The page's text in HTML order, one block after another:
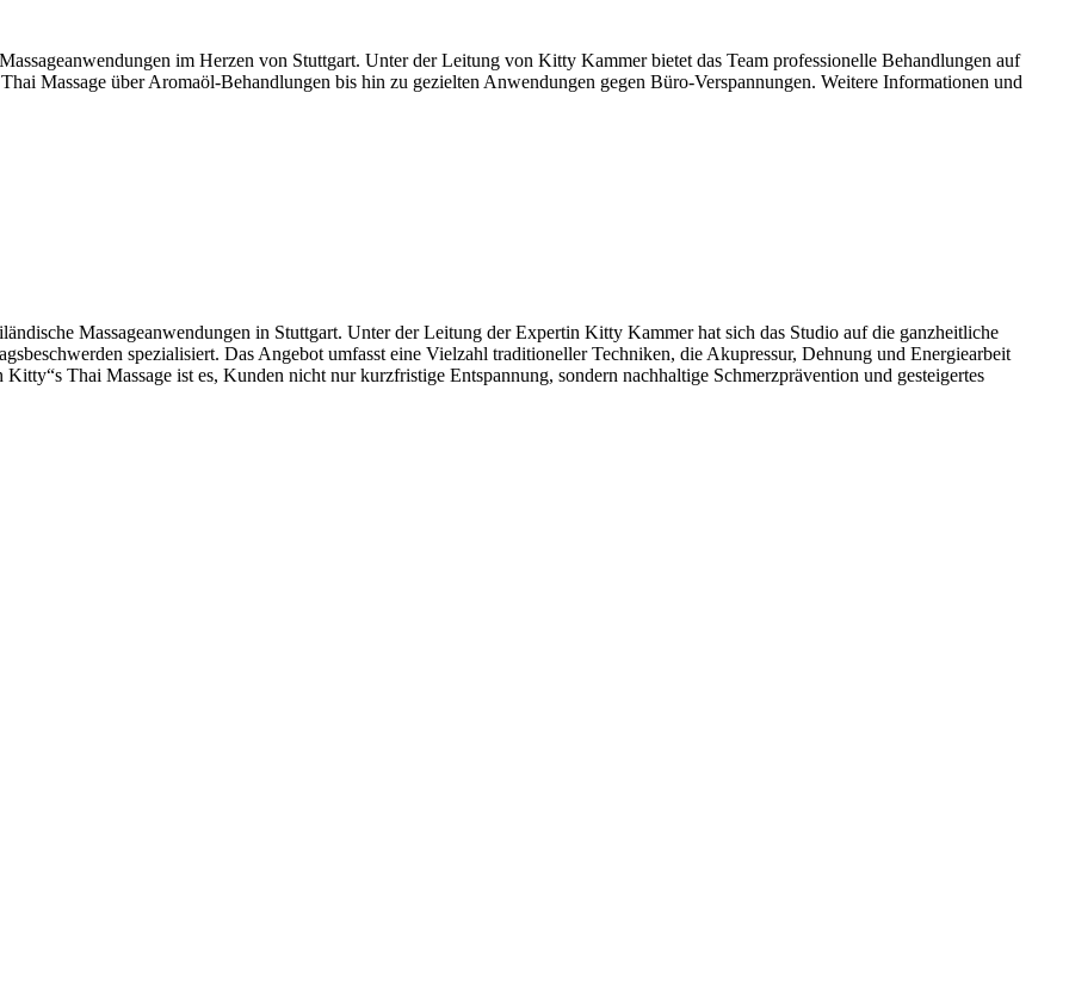
im Herzen von Stuttgart. Unter der Leitung von Kitty Kammer bietet das Team professionelle Behandlungen auf
Massage über Aromaöl-Behandlungen bis hin zu gezielten Anwendungen gegen Büro-Verspannungen. Weitere Informationen und
Massageanwendungen in Stuttgart. Unter der Leitung der Expertin Kitty Kammer hat sich das Studio auf die ganzheitliche
spezialisiert. Das Angebot umfasst eine Vielzahl traditioneller Techniken, die Akupressur, Dehnung und Energiearbeit
Thai Massage ist es, Kunden nicht nur kurzfristige Entspannung, sondern nachhaltige Schmerzprävention und gesteigertes